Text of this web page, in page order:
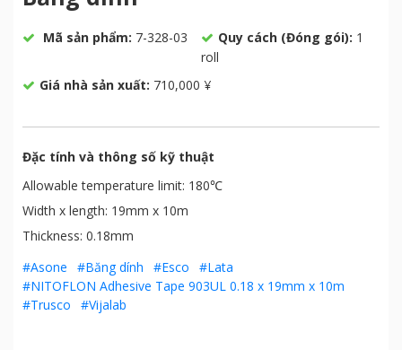
Mã sản phẩm: 7-328-03 Quy cách (Đóng gói): 1
roll
Giá nhà sản xuất: 710,000 ¥
Đặc tính và thông số kỹ thuật
Allowable temperature limit: 180℃
Width x length: 19mm x 10m
Thickness: 0.18mm
#Asone
#Băng dính #Esco
#Lata
#NITOFLON Adhesive Tape 903UL 0.18 x 19mm x 10m
#Trusco
#Vijalab